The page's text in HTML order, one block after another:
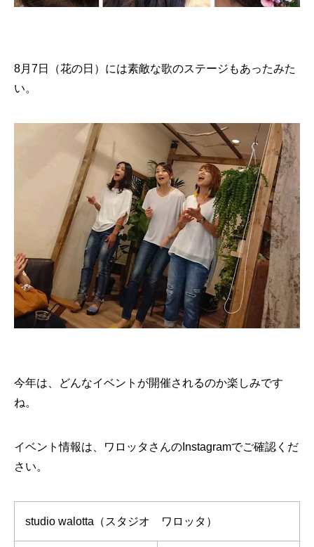
8月7日（花の日）には素敵な歌のステージもあったみた
い。
今年は、どんなイベントが開催されるのか楽しみです
ね。
イベント情報は、ワロッタさんのInstagramでご確認くだ
さい。
studio walotta（スタジオ ワロッタ）